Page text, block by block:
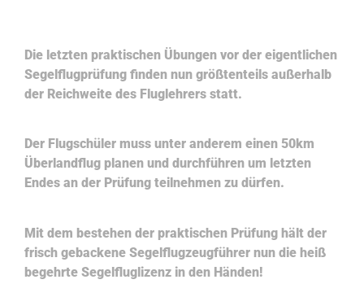
Die letzten praktischen Übungen vor der eigentlichen
Segelflugprüfung finden nun größtenteils außerhalb
der Reichweite des Fluglehrers statt.
Der Flugschüler muss unter anderem einen 50km
Überlandflug planen und durchführen um letzten
Endes an der Prüfung teilnehmen zu dürfen.
Mit dem bestehen der praktischen Prüfung hält der
frisch gebackene Segelflugzeugführer nun die heiß
begehrte Segelfluglizenz in den Händen!